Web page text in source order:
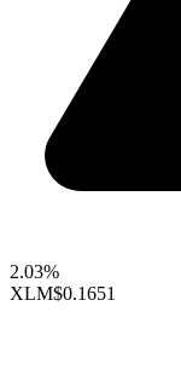
2.03%
XLM$0.1651